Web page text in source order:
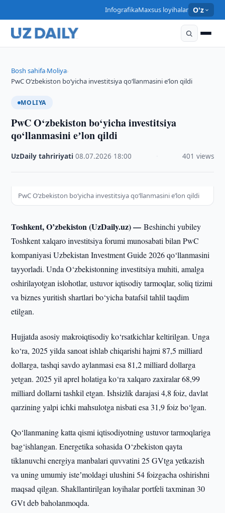
InfografikaMaxsus loyihalar O'z
Bosh sahifa›Moliya›
PwC O‘zbekiston bo‘yicha investitsiya qo‘llanmasini eʼlon qildi
MOLIYA
PwC O‘zbekiston bo‘yicha investitsiya
qo‘llanmasini eʼlon qildi
UzDaily tahririyati ·08.07.2026 18:00 401 views
PwC O‘zbekiston bo‘yicha investitsiya qo‘llanmasini eʼlon qildi
Toshkent, O’zbekiston (UzDaily.uz) —Beshinchi yubiley
Toshkent xalqaro investitsiya forumi munosabati bilan PwC
kompaniyasi Uzbekistan Investment Guide 2026 qo‘llanmasini
tayyorladi. Unda O‘zbekistonning investitsiya muhiti, amalga
oshirilayotgan islohotlar, ustuvor iqtisodiy tarmoqlar, soliq tizimi
va biznes yuritish shartlari bo‘yicha batafsil tahlil taqdim
etilgan.
Hujjatda asosiy makroiqtisodiy ko‘rsatkichlar keltirilgan. Unga
ko‘ra, 2025 yilda sanoat ishlab chiqarishi hajmi 87,5 milliard
dollarga, tashqi savdo aylanmasi esa 81,2 milliard dollarga
yetgan. 2025 yil aprel holatiga ko‘ra xalqaro zaxiralar 68,99
milliard dollarni tashkil etgan. Ishsizlik darajasi 4,8 foiz, davlat
qarzining yalpi ichki mahsulotga nisbati esa 31,9 foiz bo‘lgan.
Qo‘llanmaning katta qismi iqtisodiyotning ustuvor tarmoqlariga
bag‘ishlangan. Energetika sohasida O‘zbekiston qayta
tiklanuvchi energiya manbalari quvvatini 25 GVtga yetkazish
va uning umumiy isteʼmoldagi ulushini 54 foizgacha oshirishni
maqsad qilgan. Shakllantirilgan loyihalar portfeli taxminan 30
GVt deb baholanmoqda.